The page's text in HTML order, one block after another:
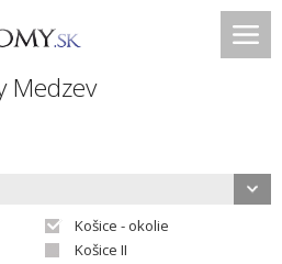
Medzev
Košice - okolie
Košice II